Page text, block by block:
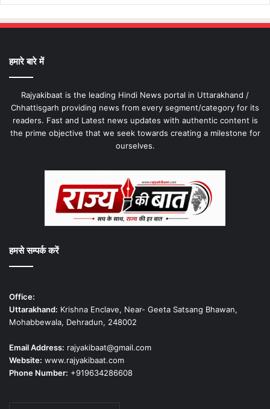
हमारे बारे में
Rajyakibaat is the leading Hindi News portal in Uttarakhand /
Chhattisgarh providing news from every segment/category for its
readers. Fast and Latest news updates with authentic content is
the prime objective that we seek towards creating a milestone for
ourselves.
हमसे सम्पर्क करें
Office:
Uttarakhand: Krishna Enclave, Near- Geeta Satsang Bhawan,
Mohabbewala, Dehradun, 248002
Email Address: rajyakibaat@gmail.com
Website: www.rajyakibaat.com
Phone Number: +919634286608